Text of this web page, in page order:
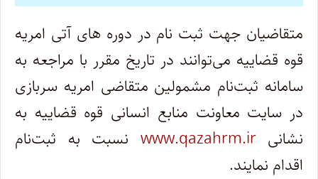
متقاضیان جهت ثبت نام در دوره های آتی امریه
قوه قضاییه می‌توانند در تاریخ مقرر با مراجعه به
سامانه ثبت‌نام مشمولین متقاضی امریه سربازی
در سایت معاونت منابع انسانی قوه قضاییه به
نشانیwww.qazahrm.ir نسبت به ثبت‌نام
اقدام نمایند.